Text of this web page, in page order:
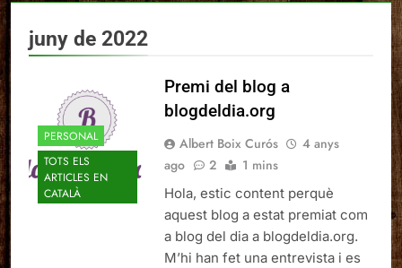
juny de 2022
PERSONAL
TOTS ELS
ARTICLES EN
CATALÀ
Premi del blog a
blogdeldia.org
Albert Boix Curós
4 anys
ago
2 1 mins
Hola, estic content perquè
aquest blog a estat premiat com
a blog del dia a blogdeldia.org.
M’hi han fet una entrevista i es